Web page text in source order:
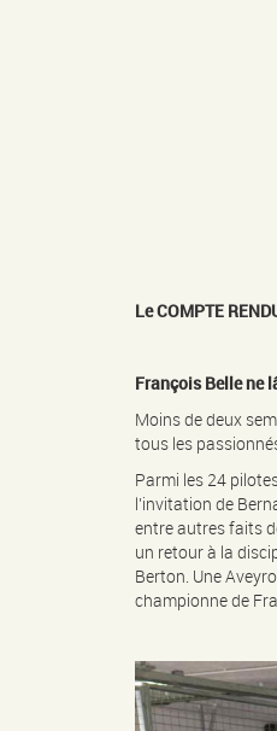
Le COMPTE
François Belle ne
Moins de deux
tous les
Parmi les 24
l’invitation de
entre autres faits
un retour à la
Berton. Une
championne de